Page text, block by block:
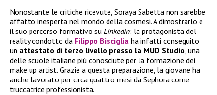
Nonostante le critiche ricevute, Soraya Sabetta non sarebbe
affatto inesperta nel mondo della cosmesi. A dimostrarlo è
il suo percorso formativo su Linkedin: la protagonista del
reality condotto da Filippo Bisciglia ha infatti conseguito
un attestato di terzo livello presso la MUD Studio, una
delle scuole italiane più conosciute per la formazione dei
make up artist. Grazie a questa preparazione, la giovane ha
anche lavorato per circa quattro mesi da Sephora come
truccatrice professionista.